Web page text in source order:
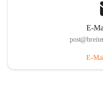
E-
E-